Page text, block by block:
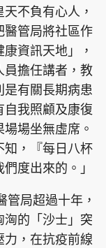
不負有心人，
醫管局將社區作
資訊天地」，
員擔任講者，教
有關長期病患
自我照顧及康復
場坐無虛席。
知，『每日八杯
度出來的。」
管局超過十年，
洶的「沙士」突
力，在抗疫前線